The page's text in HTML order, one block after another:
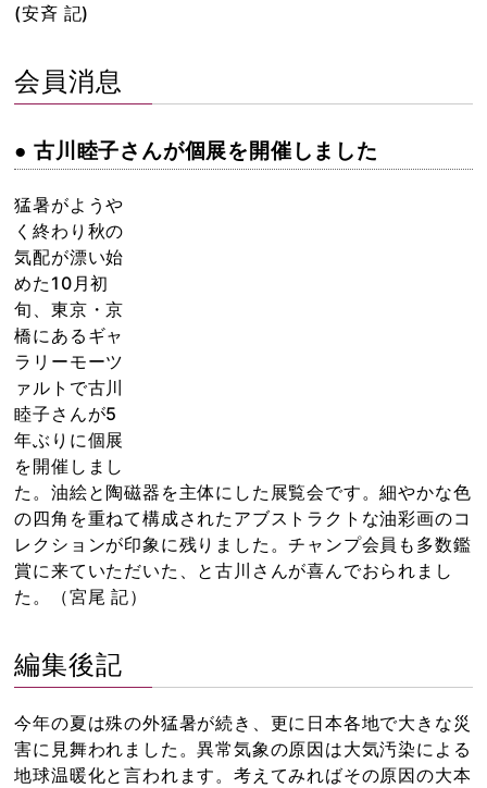
(安斉 記)
会員消息
● 古川睦子さんが個展を開催しました
猛暑がようや
く終わり秋の
気配が漂い始
めた10月初
旬、東京・京
橋にあるギャ
ラリーモーツ
ァルトで古川
睦子さんが5
年ぶりに個展
を開催しまし
た。油絵と陶磁器を主体にした展覧会です。細やかな色
の四角を重ねて構成されたアブストラクトな油彩画のコ
レクションが印象に残りました。チャンプ会員も多数鑑
賞に来ていただいた、と古川さんが喜んでおられまし
た。（宮尾 記）
編集後記
今年の夏は殊の外猛暑が続き、更に日本各地で大きな災
害に見舞われました。異常気象の原因は大気汚染による
地球温暖化と言われます。考えてみればその原因の大本